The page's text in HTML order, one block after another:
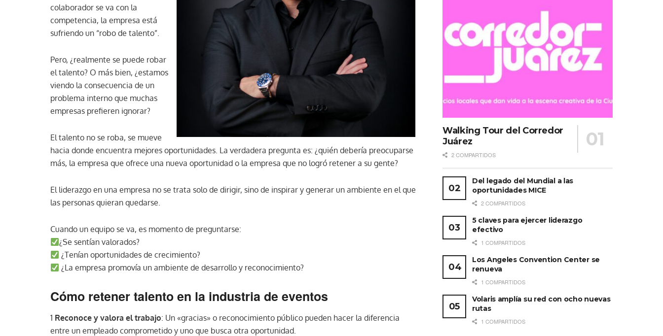
colaborador se va con la
competencia, la empresa está
sufriendo un “robo de talento”.
Pero, ¿realmente se puede robar
el talento? O más bien, ¿estamos
viendo la consecuencia de un
problema interno que muchas
empresas prefieren ignorar?
El talento no se roba, se mueve
hacia donde encuentra mejores oportunidades. La verdadera pregunta es: ¿quién debería preocuparse
más, la empresa que ofrece una nueva oportunidad o la empresa que no logró retener a su gente?
El liderazgo en una empresa no se trata solo de dirigir, sino de inspirar y generar un ambiente en el que
las personas quieran quedarse.
Cuando un equipo se va, es momento de preguntarse:
¿Se sentían valorados?
¿Tenían oportunidades de crecimiento?
¿La empresa promovía un ambiente de desarrollo y reconocimiento?
Cómo retener talento en la industria de eventos
1 Reconoce y valora el trabajo: Un «gracias» o reconocimiento público pueden hacer la diferencia
entre un empleado comprometido y uno que busca otra oportunidad.
Walking Tour del Corredor
Juárez
2 COMPARTIDOS
Del legado del Mundial a las
oportunidades MICE
2 COMPARTIDOS
5 claves para ejercer liderazgo
efectivo
1 COMPARTIDOS
Los Angeles Convention Center se
renueva
1 COMPARTIDOS
Volaris amplía su red con ocho nuevas
rutas
1 COMPARTIDOS